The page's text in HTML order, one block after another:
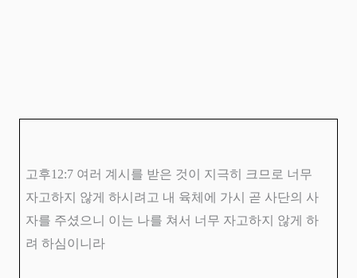
고후12:7 여러 계시를 받은 것이 지극히 크므로 너무
자고하지 않게 하시려고 내 육체에 가시 곧 사단의 사
자를 주셨으니 이는 나를 쳐서 너무 자고하지 않게 하
려 하심이니라